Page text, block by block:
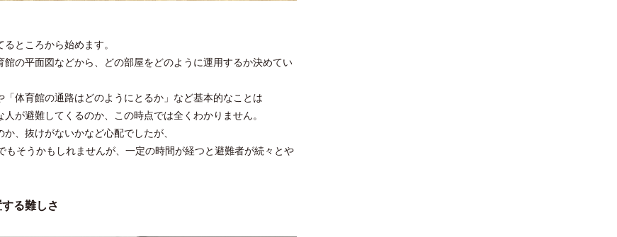
ところから始めます。
の平面図などから、どの部屋をどのように運用するか決めてい
体育館の通路はどのようにとるか」など基本的なことは
が避難してくるのか、この時点では全くわかりません。
、抜けがないかなど心配でしたが、
そうかもしれませんが、一定の時間が経つと避難者が続々とや
る難しさ